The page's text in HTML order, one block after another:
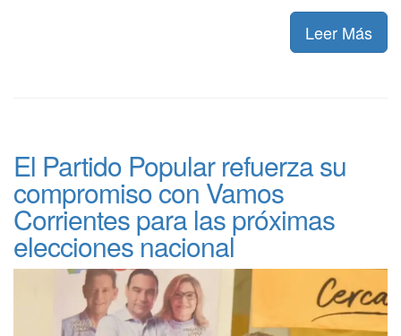
Leer Más
El Partido Popular refuerza su
compromiso con Vamos
Corrientes para las próximas
elecciones nacional